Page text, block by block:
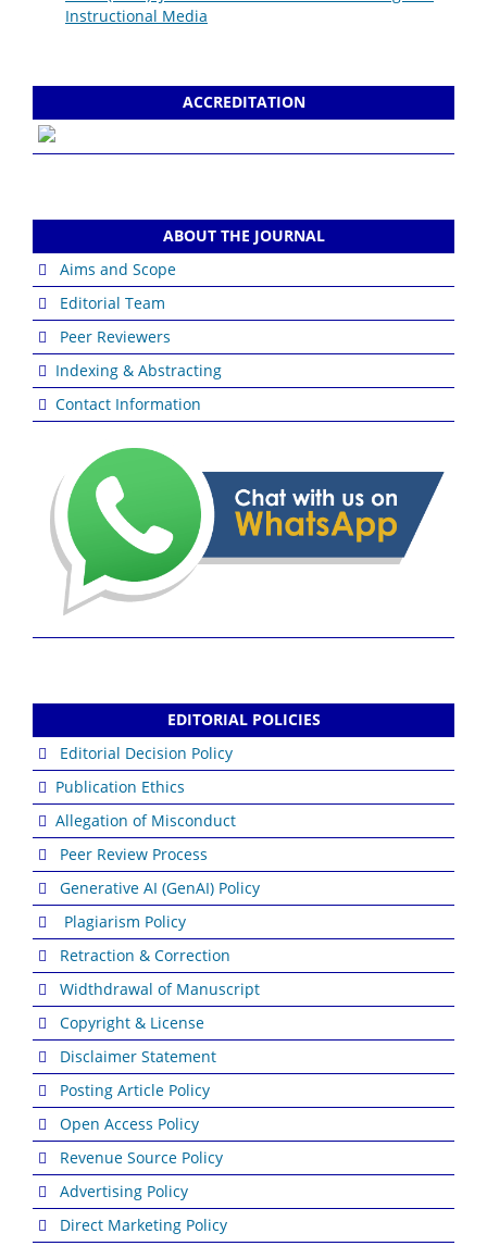
Instructional Media
ACCREDITATION
ABOUT THE JOURNAL
Aims and Scope
Editorial Team
Peer Reviewers
Indexing & Abstracting
Contact Information
EDITORIAL POLICIES
Editorial Decision Policy
Publication Ethics
Allegation of Misconduct
Peer Review Process
Generative AI (GenAI) Policy
Plagiarism Policy
Retraction & Correction
Widthdrawal of Manuscript
Copyright & License
Disclaimer Statement
Posting Article Policy
Open Access Policy
Revenue Source Policy
Advertising Policy
Direct Marketing Policy